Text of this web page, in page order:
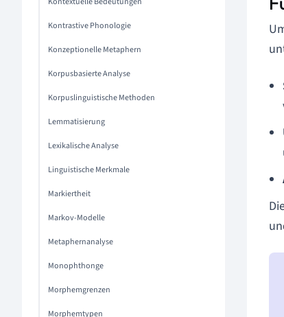
Kontrastive Phonologie
Konzeptionelle Metaphern
Korpusbasierte Analyse
Korpuslinguistische Methoden
Lemmatisierung
Lexikalische Analyse
Linguistische Merkmale
Markiertheit
Markov-Modelle
Metaphernanalyse
Monophthonge
Morphemgrenzen
Morphemtypen